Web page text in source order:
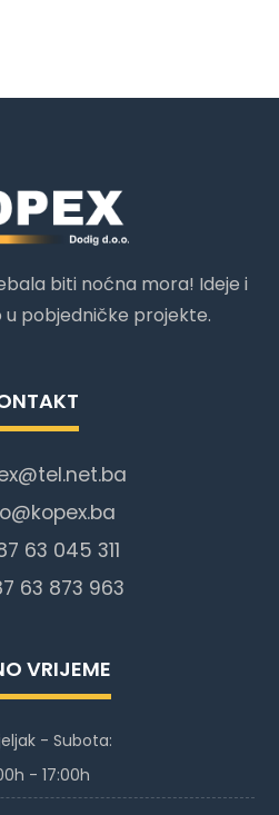
biti noćna mora! Ideje i
pobjedničke projekte.
63 045 311
63 873 963
VRIJEME
- Subota:
- 17:00h